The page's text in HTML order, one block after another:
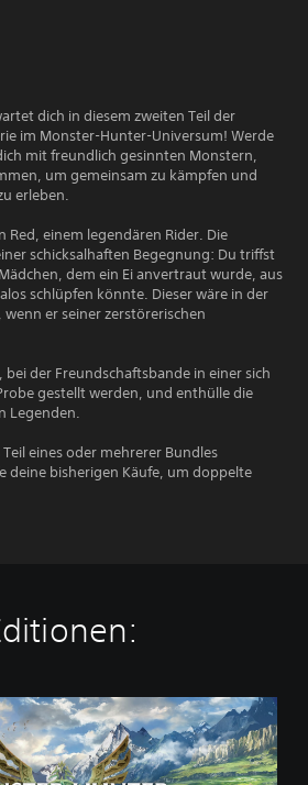
dich in diesem zweiten Teil der
im Monster-Hunter-Universum! Werde
mit freundlich gesinnten Monstern,
um gemeinsam zu kämpfen und
erleben.
Red, einem legendären Rider. Die
schicksalhaften Begegnung: Du triffst
dem ein Ei anvertraut wurde, aus
schlüpfen könnte. Dieser wäre in der
er seiner zerstörerischen
bei der Freundschaftsbande in einer sich
gestellt werden, und enthülle die
Legenden.
eines oder mehrerer Bundles
deine bisherigen Käufe, um doppelte